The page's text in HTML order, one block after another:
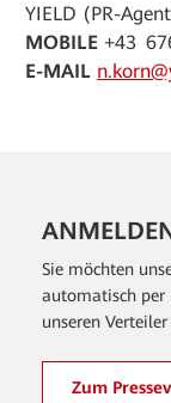
YIELD (PR-
MOBILE +43
E-MAIL
Sie möchten
automatisch per
unseren Verteiler
Zum